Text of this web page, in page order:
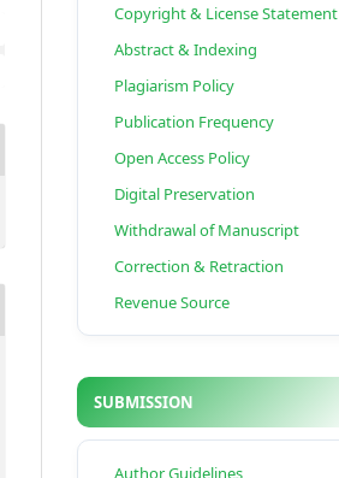
Copyright & License Statement
Abstract & Indexing
Plagiarism Policy
Publication Frequency
Open Access Policy
Digital Preservation
Withdrawal of Manuscript
Correction & Retraction
Revenue Source
SUBMISSION
Author Guidelines